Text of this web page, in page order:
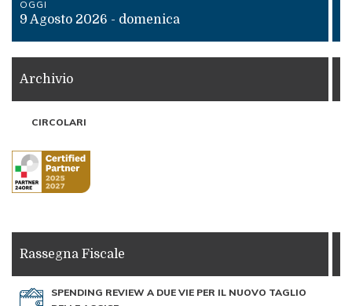
OGGI
9 Agosto 2026 - domenica
Archivio
CIRCOLARI
Rassegna Fiscale
SPENDING REVIEW A DUE VIE PER IL NUOVO TAGLIO